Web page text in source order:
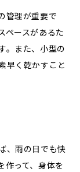
管理が重要で
ペースがあるた
。また、小型の
早く乾かすこと
、雨の日でも快
作って、身体を